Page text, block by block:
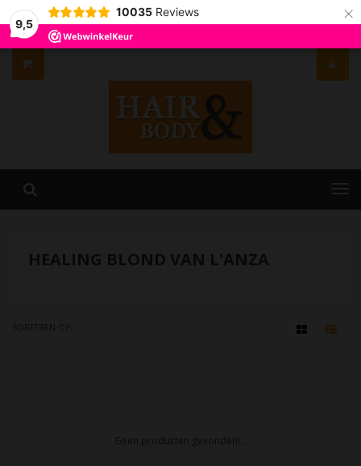
9,5
10035 Reviews ×
HEALING BLOND VAN L'ANZA
Geen producten gevonden!...